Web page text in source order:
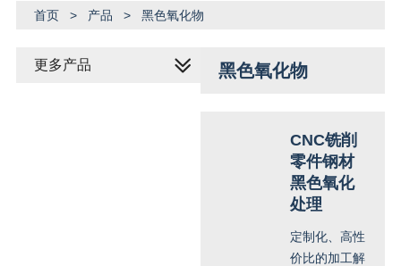
首页 > 产品 > 黑色氧化物
黑色氧化物
CNC铣削
零件钢材
黑色氧化
处理
定制化、高性
价比的加工解
更多产品